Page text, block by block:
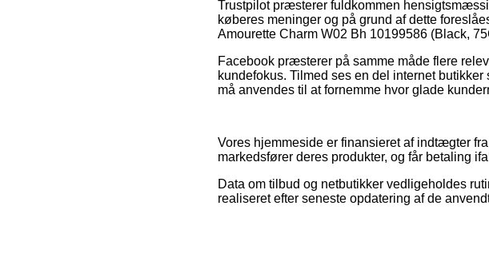
Trustpilot præsterer fuldkommen
køberes meninger og på grund af dette
Amourette Charm W02 Bh 10199586 (Black,
Facebook præsterer på samme måde flere
kundefokus. Tilmed ses en del internet
må anvendes til at fornemme hvor glade
Vores hjemmeside er finansieret af indtægter
markedsfører deres produkter, og får betaling
Data om tilbud og netbutikker vedligeholdes
realiseret efter seneste opdatering af de